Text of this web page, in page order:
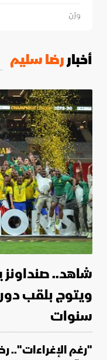
وزن
أخباررضا سليم
شاهد..
سنوات
"رغم الإغراءات"..